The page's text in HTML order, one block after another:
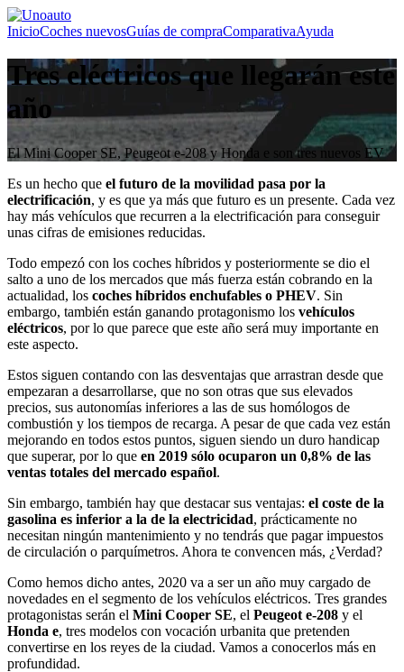
InicioCoches nuevosGuías de compraComparativaAyuda
Tres eléctricos que llegarán este
año
El Mini Cooper SE, Peugeot e-208 y Honda e son tres nuevos EV
Es un hecho que el futuro de la movilidad pasa por la
electrificación, y es que ya más que futuro es un presente. Cada vez
hay más vehículos que recurren a la electrificación para conseguir
unas cifras de emisiones reducidas.
Todo empezó con los coches híbridos y posteriormente se dio el
salto a uno de los mercados que más fuerza están cobrando en la
actualidad, los coches híbridos enchufables o PHEV. Sin
embargo, también están ganando protagonismo los vehículos
eléctricos, por lo que parece que este año será muy importante en
este aspecto.
Estos siguen contando con las desventajas que arrastran desde que
empezaran a desarrollarse, que no son otras que sus elevados
precios, sus autonomías inferiores a las de sus homólogos de
combustión y los tiempos de recarga. A pesar de que cada vez están
mejorando en todos estos puntos, siguen siendo un duro handicap
que superar, por lo que en 2019 sólo ocuparon un 0,8% de las
ventas totales del mercado español.
Sin embargo, también hay que destacar sus ventajas: el coste de la
gasolina es inferior a la de la electricidad, prácticamente no
necesitan ningún mantenimiento y no tendrás que pagar impuestos
de circulación o parquímetros. Ahora te convencen más, ¿Verdad?
Como hemos dicho antes, 2020 va a ser un año muy cargado de
novedades en el segmento de los vehículos eléctricos. Tres grandes
protagonistas serán el Mini Cooper SE, el Peugeot e-208 y el
Honda e, tres modelos con vocación urbanita que pretenden
convertirse en los reyes de la ciudad. Vamos a conocerlos más en
profundidad.